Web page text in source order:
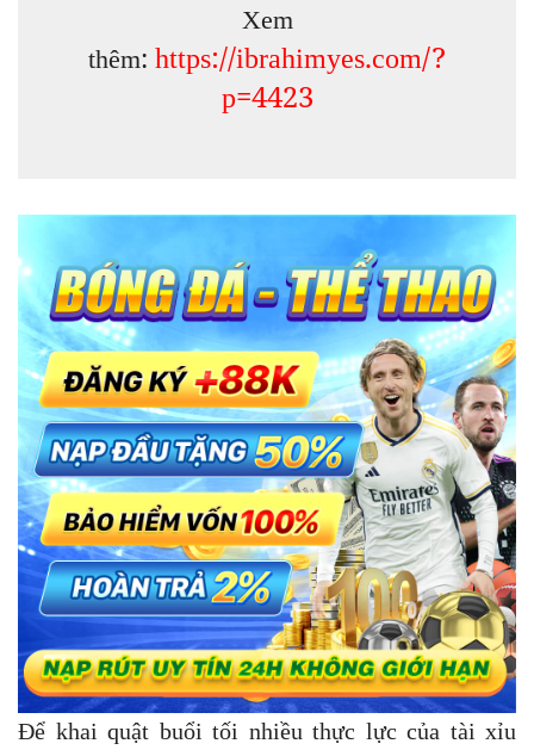
Xem
thêm: https://ibrahimyes.com/?
p=4423
Để khai quật buổi tối nhiều thực lực của tài xỉu